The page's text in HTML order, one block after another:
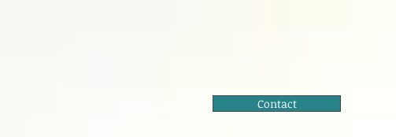
Contact